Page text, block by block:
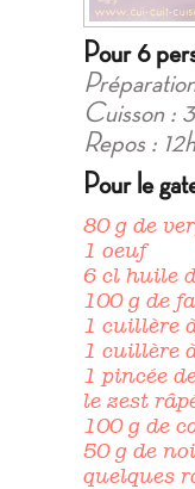
Pour 6
Cuisson :
Repos : 12h
Pour le
80 g de
1 oeuf
6 cl huile
100 g de
1 cuillère
1 cuillère
1 pincée
le zest
100 g de
50 g de
quelques